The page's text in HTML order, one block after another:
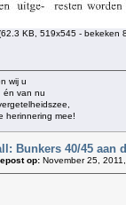
KB, 519x545 - bekeken
wij u
én van nu
herinnering mee!
Bunkers 40/45 aan
op: November 25,